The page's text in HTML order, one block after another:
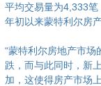
平均交易量为4,333
年初以来蒙特利尔房
“蒙特利尔房地产市场
跌，而与此同时，新
加，这使得房产市场